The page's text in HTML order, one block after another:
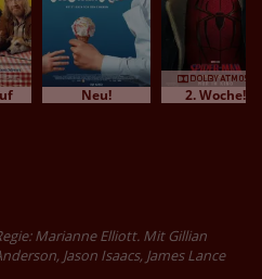
Neu! 2. Woche!
Marianne Elliott. Mit Gillian
Jason Isaacs, James Lance